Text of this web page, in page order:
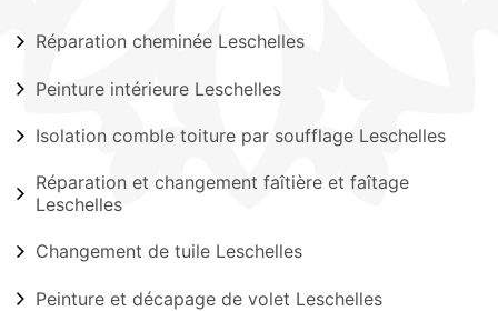
Réparation cheminée Leschelles
Peinture intérieure Leschelles
Isolation comble toiture par soufflage Leschelles
Réparation et changement faîtière et faîtage
Leschelles
Changement de tuile Leschelles
Peinture et décapage de volet Leschelles